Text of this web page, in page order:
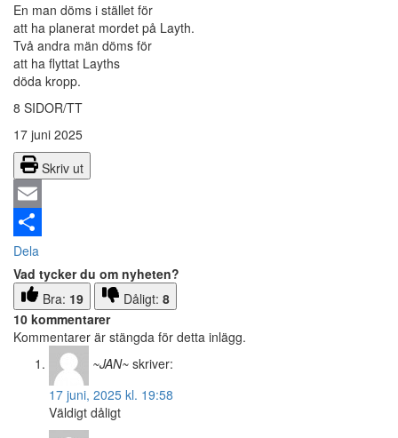
En man döms i stället för
att ha planerat mordet på Layth.
Två andra män döms för
att ha flyttat Layths
döda kropp.
8 SIDOR/TT
17 juni 2025
Skriv ut
Email
Dela
Vad tycker du om nyheten?
Bra: 19 Dåligt: 8
10 kommentarer
Kommentarer är stängda för detta inlägg.
~JAN~ skriver:
17 juni, 2025 kl. 19:58
Väldigt dåligt